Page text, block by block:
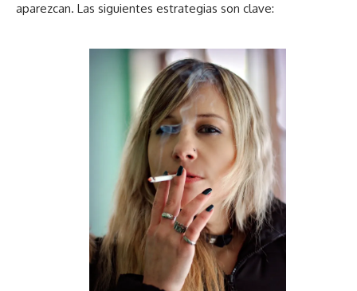
aparezcan. Las siguientes estrategias son clave: